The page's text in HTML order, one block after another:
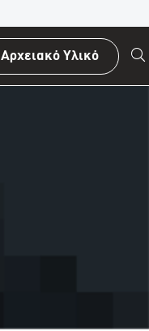
Αρχειακό Υλικό